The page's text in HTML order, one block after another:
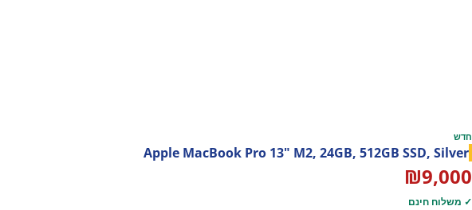
חדש
Apple MacBook Pro 13" M2, 24GB, 512GB SSD, Silver
₪9,000
✓ משלוח חינם